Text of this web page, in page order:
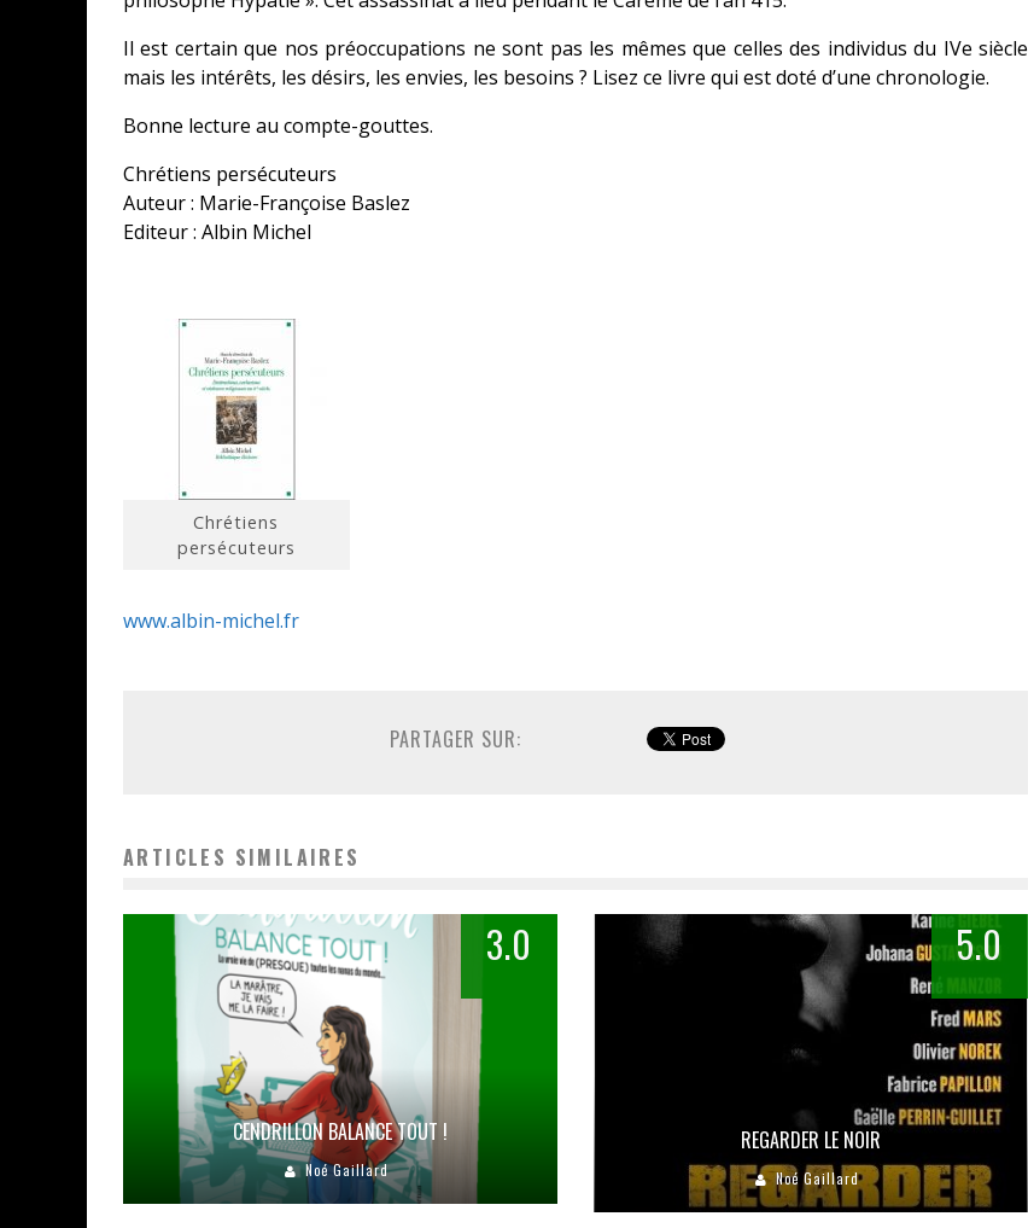
Il est certain que nos préoccupations ne sont pas les mêmes que celles des individus du IVe siècle
mais les intérêts, les désirs, les envies, les besoins ? Lisez ce livre qui est doté d’une chronologie.
Bonne lecture au compte-gouttes.
Chrétiens persécuteurs
Auteur : Marie-Françoise Baslez
Editeur : Albin Michel
Chrétiens
persécuteurs
www.albin-michel.fr
PARTAGER SUR:
ARTICLES SIMILAIRES
3.0
CENDRILLON BALANCE TOUT !
Noé Gaillard
5.0
REGARDER LE NOIR
Noé Gaillard